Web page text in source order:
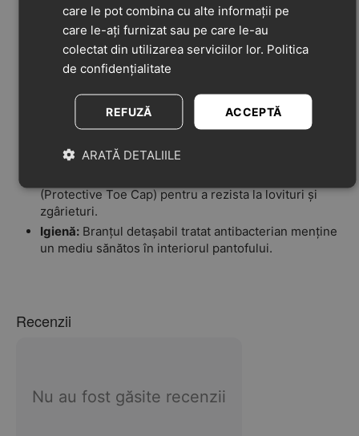
Stabilitate Laterală:Stabilizatorul extern patentat de
la călcâi oferă siguranță la fiecare pas, fără a rigidiza
glezna.
Libertate de mișcare:Zona călcâiului are decupajul
și permițând mișcarea naturală a piciorului.
Dezvoltare Corectă (Zero Drop):
musculaturii în mod natural.
(Protective Toe Cap) pentru a rezista la lovituri și
zgârieturi.
Igienă: Branțul detașabil tratat antibacterian menține
un mediu sănătos în interiorul pantofului.
Recenzii
Nu au fost găsite recenzii
care le pot combina cu alte informații pe
care le-ați furnizat sau pe care le-au
colectat din utilizarea serviciilor lor. Politica
de confidențialitate
ACCEPTĂ
REFUZĂ
ARATĂ DETALIILE